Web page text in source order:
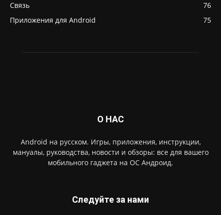
Связь
76
Приложения для Android
75
О НАС
Android на русском. Игры, приложения, инструкции,
мануалы, руководства, новости и обзоры: все для вашего
мобильного гаджета на ОС Андроид.
Следуйте за нами